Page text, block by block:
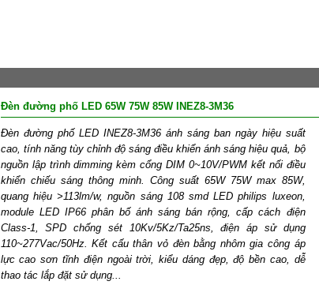
Đèn đường phố LED 65W 75W 85W INEZ8-3M36
Đèn đường phố LED INEZ8-3M36 ánh sáng ban ngày hiệu suất
cao, tính năng tùy chỉnh độ sáng điều khiển ánh sáng hiệu quả, bộ
nguồn lập trình dimming kèm cổng DIM 0~10V/PWM kết nối điều
khiển chiếu sáng thông minh. Công suất 65W 75W max 85W,
quang hiệu >113lm/w, nguồn sáng 108 smd LED philips luxeon,
module LED IP66 phân bố ánh sáng bán rộng, cấp cách điện
Class-1, SPD chống sét 10Kv/5Kz/Ta25ns, điện áp sử dụng
110~277Vac/50Hz. Kết cấu thân vỏ đèn bằng nhôm gia công áp
lực cao sơn tĩnh điện ngoài trời, kiểu dáng đẹp, độ bền cao, dễ
thao tác lắp đặt sử dụng...